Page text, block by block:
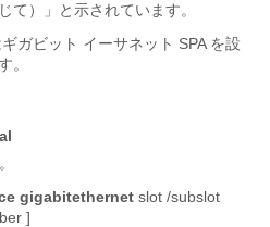
て）」と示されています。
ガビット イーサネット SPA を設
。
gigabitethernet slot /subslot
]